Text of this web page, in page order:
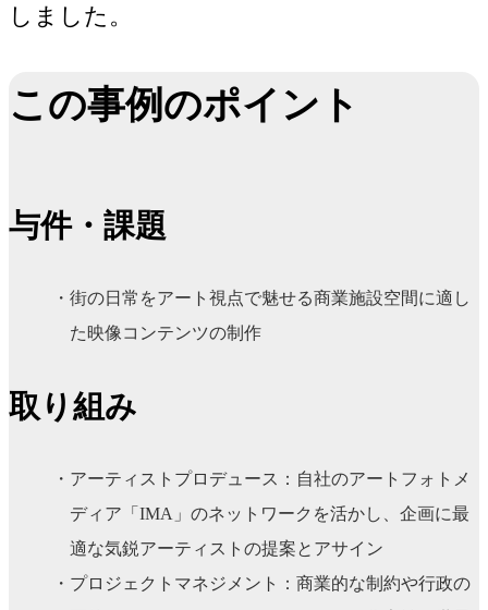
しました。
この事例のポイント
与件・課題
街の日常をアート視点で魅せる商業施設空間に適し
た映像コンテンツの制作
取り組み
アーティストプロデュース：自社のアートフォトメ
ディア「IMA」のネットワークを活かし、企画に最
適な気鋭アーティストの提案とアサイン
プロジェクトマネジメント：商業的な制約や行政の